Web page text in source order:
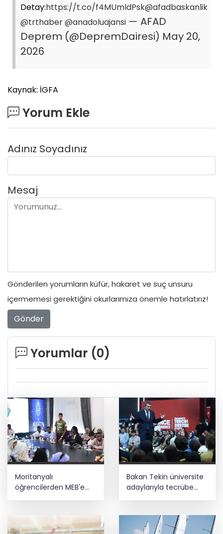
Detay:https://t.co/f4MUmldPsk@afadbaskanlik
@trthaber@anadoluajansi — AFAD
Deprem (@DepremDairesi) May 20,
2026
Kaynak: İGFA
Yorum Ekle
Adınız Soyadınız
Mesaj
Gönderilen yorumların küfür, hakaret ve suç unsuru
içermemesi gerektiğini okurlarımıza önemle hatırlatırız!
Gönder
Yorumlar (0)
Moritanyalı
öğrencilerden MEB'e
ziyaret
Bakan Tekin üniversite
adaylarıyla tecrübe
paylaştı